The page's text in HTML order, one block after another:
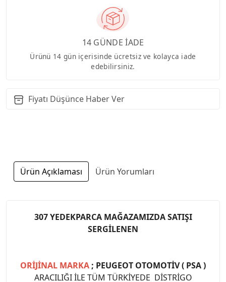
14 GÜNDE İADE
Ürünü 14 gün içerisinde ücretsiz ve kolayca iade
edebilirsiniz.
Fiyatı Düşünce Haber Ver
Ürün Açıklaması Ürün Yorumları
307 YEDEKPARCA MAĞAZAMIZDA SATIŞI
SERGİLENEN
ORİJİNAL MARKA ; PEUGEOT OTOMOTİV ( PSA )
ARACILIĞI İLE TÜM TÜRKİYEDE DİSTRİGO